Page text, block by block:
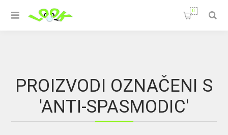
0
PROIZVODI OZNAČENI S
'ANTI-SPASMODIC'